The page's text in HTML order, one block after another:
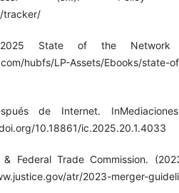
tracker/
2025 State of the Network
hubfs/LP-Assets/Ebooks/state-
de Internet.
10.18861/ic.2025.20.1.4033
Federal Trade Commission.
atr/2023-merger-